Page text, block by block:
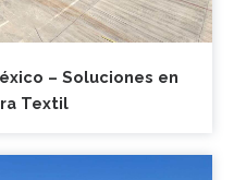
– Soluciones en
Textil